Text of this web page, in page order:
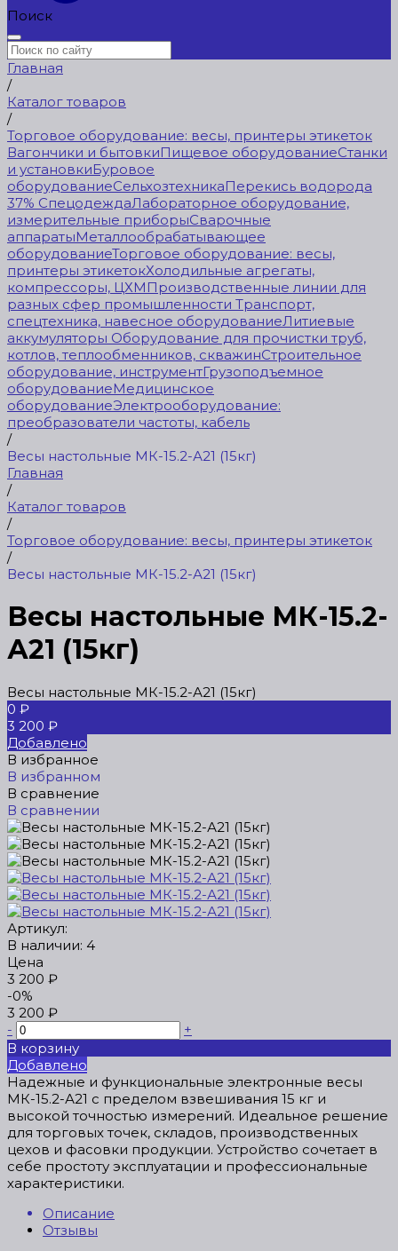
Поиск
Главная
/
Каталог товаров
/
Торговое оборудование: весы, принтеры этикеток
Вагончики и бытовкиПищевое оборудованиеСтанки
и установкиБуровое
оборудованиеСельхозтехникаПерекись водорода
37% СпецодеждаЛабораторное оборудование,
измерительные приборыСварочные
аппаратыМеталлообрабатывающее
оборудованиеТорговое оборудование: весы,
принтеры этикетокХолодильные агрегаты,
компрессоры, ЦХМ Производственные линии для
разных сфер промышленности Транспорт,
спецтехника, навесное оборудованиеЛитиевые
аккумуляторы Оборудование для прочистки труб,
котлов, теплообменников, скважинСтроительное
оборудование, инструментГрузоподъемное
оборудованиеМедицинское
оборудованиеЭлектрооборудование:
преобразователи частоты, кабель
/
Весы настольные МК-15.2-А21 (15кг)
Главная
/
Каталог товаров
/
Торговое оборудование: весы, принтеры этикеток
/
Весы настольные МК-15.2-А21 (15кг)
Весы настольные МК-15.2-
А21 (15кг)
Весы настольные МК-15.2-А21 (15кг)
0 ₽
3 200 ₽
Добавлено
В избранное
В избранном
В сравнение
В сравнении
Артикул:
В наличии: 4
Цена
3 200 ₽
-0%
3 200 ₽
-
+
В корзину
Добавлено
Надежные и функциональные электронные весы
МК-15.2-А21 с пределом взвешивания 15 кг и
высокой точностью измерений. Идеальное решение
для торговых точек, складов, производственных
цехов и фасовки продукции. Устройство сочетает в
себе простоту эксплуатации и профессиональные
характеристики.
Описание
Отзывы